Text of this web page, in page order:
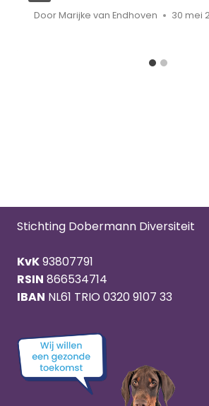
DoorMarijke van Endhoven 30 mei
Stichting Dobermann Diversiteit
KvK93807791
RSIN 866534714
IBAN NL61 TRIO 0320 9107 33